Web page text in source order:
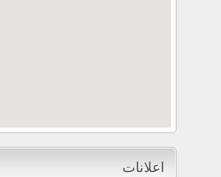
اعلانات